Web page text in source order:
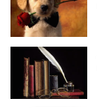
с
а